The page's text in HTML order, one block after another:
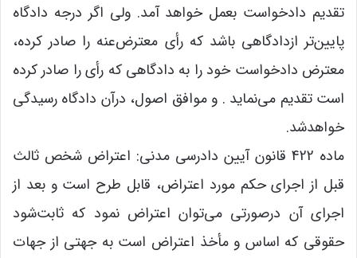
تقدیم دادخواست بعمل خواهد آمد. ولی اگر درجه دادگاه
پایین‌تر از‌دادگاهی باشد که رأی معترض‌عنه را صادر کرده،
معترض دادخواست خود را به دادگاهی که رأی را صادر کرده
است تقدیم می‌نماید . و موافق اصول، در‌آن دادگاه رسیدگی
خواهدشد.
‌ماده 422 قانون آیین دادرسی مدنی: اعتراض شخص ثالث
قبل از اجرای حکم مورد اعتراض، قابل طرح است و بعد از
اجرای آن درصورتی می‌توان اعتراض نمود که ثابت‌شود
حقوقی که اساس و مأخذ اعتراض است به جهتی از جهات